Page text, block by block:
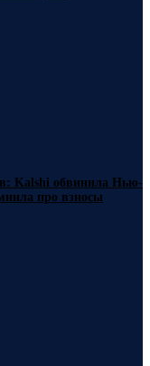
Kalshi обвинила Нью-
про взносы